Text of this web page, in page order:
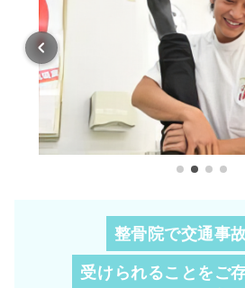
整骨院で交通事
受けられることをご